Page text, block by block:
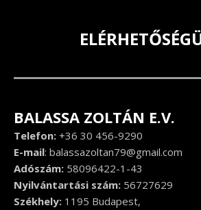
BALASSA ZOLTÁN E.V.
Telefon: +36 30 456-9290
E-mail: balassazoltan79@gmail.com
Adószám: 58096422-1-43
Nyilvántartási szám: 56727629
Székhely: 1195 Budapest,